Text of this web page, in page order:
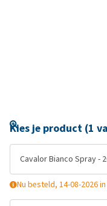
Kies je product (1
Cavalor Bianco Spray -
Nu besteld, 14-08-2026